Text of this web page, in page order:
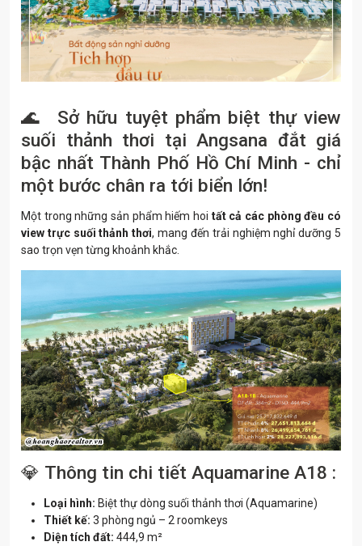
🌊 Sở hữu tuyệt phẩm biệt thự view
suối thảnh thơi tại Angsana đắt giá
bậc nhất Thành Phố Hồ Chí Minh - chỉ
một bước chân ra tới biển lớn!
Một trong những sản phẩm hiếm hoi tất cả các phòng đều có
view trực suối thảnh thơi, mang đến trải nghiệm nghỉ dưỡng 5
sao trọn vẹn từng khoảnh khắc.
💎 Thông tin chi tiết Aquamarine A18 :
Loại hình: Biệt thự dòng suối thảnh thơi (Aquamarine)
Thiết kế: 3 phòng ngủ – 2 roomkeys
Diện tích đất: 444,9 m²